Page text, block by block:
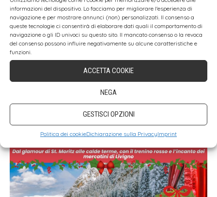
informazioni del dispositivo. Lo facciamo per migliorare l'esperienza di
navigazione e per mostrare annunci (non) personalizzati. Il consenso a
queste tecnologie ci consentirà di elaborare dati quali il comportamento di
navigazione o gli ID univoci su questo sito. Il mancato consenso o la revoca
del consenso possono influire negativamente su alcune caratteristiche e
funzioni.
ACCETTA COOKIE
NEGA
GESTISCI OPZIONI
Politica dei cookieDichiarazione sulla PrivacyImprint
Mercatini di Natale a Napoli
Mercatini di Natale a San Candido
Mercatini di Natale in Tirolo
Mercatini di Natale a Trento
PARTI CON NOI